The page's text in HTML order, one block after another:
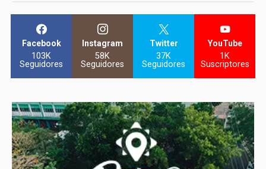
Facebook
103K
Seguidores
Instagram
58K
Seguidores
Twitter
37K
Seguidores
YouTube
1K
Suscriptores